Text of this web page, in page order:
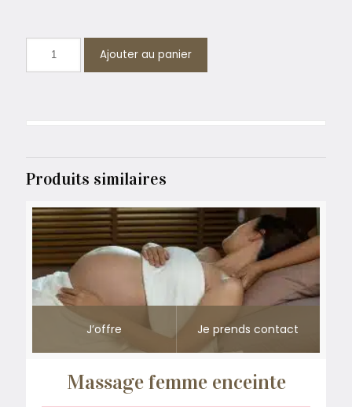
Ajouter au panier
Produits similaires
J’offre Je prends contact
Massage femme enceinte